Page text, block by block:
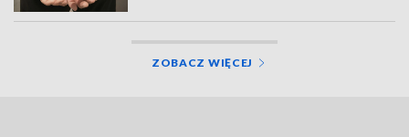
ZOBACZ WIĘCEJ